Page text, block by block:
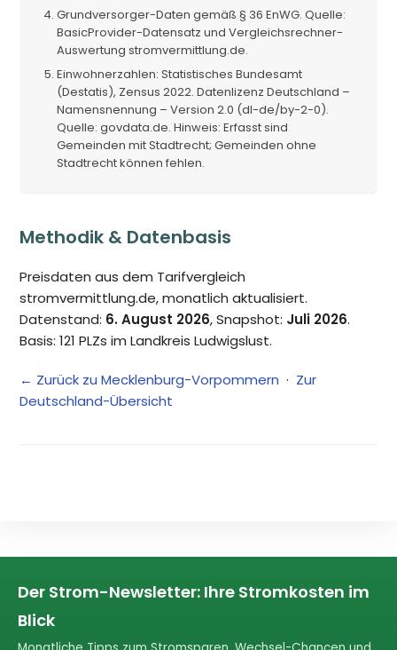
Grundversorger-Daten gemäß § 36 EnWG. Quelle:
BasicProvider-Datensatz und Vergleichsrechner-
Auswertung stromvermittlung.de.
Einwohnerzahlen: Statistisches Bundesamt
(Destatis), Zensus 2022. Datenlizenz Deutschland –
Namensnennung – Version 2.0 (dl-de/by-2-0).
Quelle: govdata.de. Hinweis: Erfasst sind
Gemeinden mit Stadtrecht; Gemeinden ohne
Stadtrecht können fehlen.
Methodik & Datenbasis
Preisdaten aus dem Tarifvergleich
stromvermittlung.de, monatlich aktualisiert.
Datenstand: 6. August 2026, Snapshot: Juli 2026.
Basis: 121 PLZs im Landkreis Ludwigslust.
← Zurück zu Mecklenburg-Vorpommern · Zur
Deutschland-Übersicht
Der Strom-Newsletter: Ihre Stromkosten im
Blick